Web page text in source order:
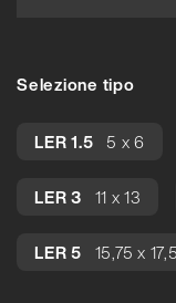
Selezione tipo
LER 1.5 5 x 6
LER 3 11 x 13
LER 5 15,75 x 17,5